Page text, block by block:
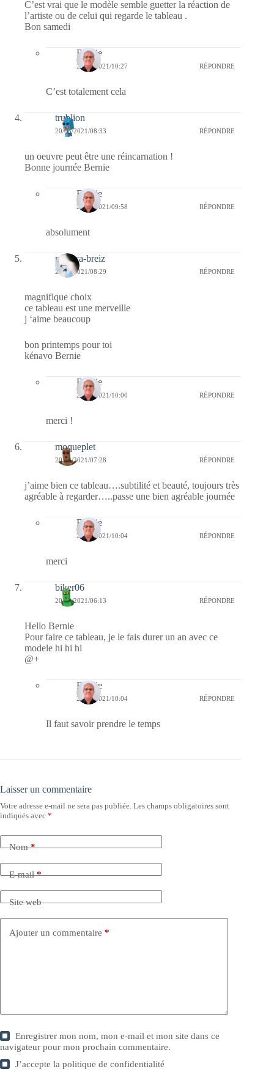
C’est vrai que le modèle semble guetter la réaction de
l’artiste ou de celui qui regarde le tableau .
Bon samedi
Bernie
21/03/2021/10:27 RÉPONDRE
C’est totalement cela
trublion
20/03/2021/08:33 RÉPONDRE
un oeuvre peut être une réincarnation !
Bonne journée Bernie
Bernie
20/03/2021/09:58 RÉPONDRE
absolument
monica-breiz
20/03/2021/08:29 RÉPONDRE
magnifique choix
ce tableau est une merveille
j ‘aime beaucoup
bon printemps pour toi
kénavo Bernie
Bernie
20/03/2021/10:00 RÉPONDRE
merci !
moqueplet
20/03/2021/07:28 RÉPONDRE
j’aime bien ce tableau….subtilité et beauté, toujours très
agréable à regarder…..passe une bien agréable journée
Bernie
20/03/2021/10:04 RÉPONDRE
merci
biker06
20/03/2021/06:13 RÉPONDRE
Hello Bernie
Pour faire ce tableau, je le fais durer un an avec ce
modele hi hi hi
@+
Bernie
20/03/2021/10:04 RÉPONDRE
Il faut savoir prendre le temps
Laisser un commentaire
Votre adresse e-mail ne sera pas publiée. Les champs obligatoires sont
indiqués avec *
Nom*
E-mail*
Site web
Ajouter un commentaire *
Enregistrer mon nom, mon e-mail et mon site dans ce
navigateur pour mon prochain commentaire.
J’accepte lapolitique de confidentialité